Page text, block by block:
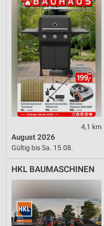
4,1 km
August 2026
Gültig bis Sa. 15.08.
HKL BAUMASCHINEN
Performance
Funktional
Werbung